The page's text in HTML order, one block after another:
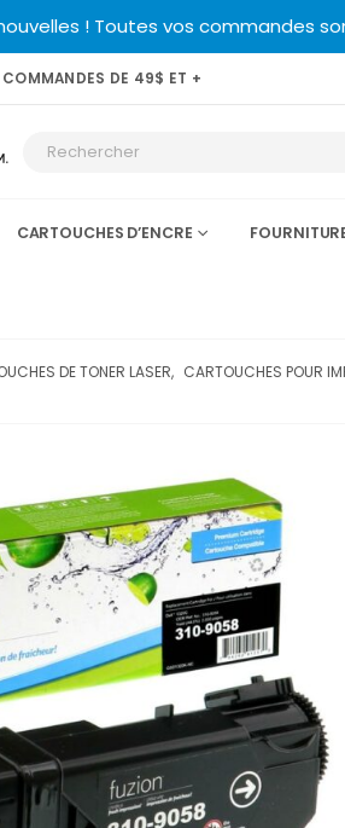
! Toutes vos commandes
COMMANDES DE 49$ ET +
CARTOUCHES D’ENCRE
DE TONER LASER, CARTOUCHES POUR